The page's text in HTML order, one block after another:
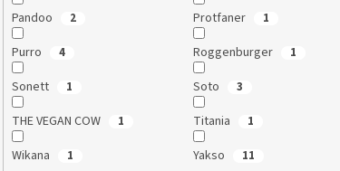
Pandoo 2 Protfaner 1
Purro 4 Roggenburger 1
Sonett 1 Soto 3
THE VEGAN COW 1 Titania 1
Wikana 1 Yakso 11